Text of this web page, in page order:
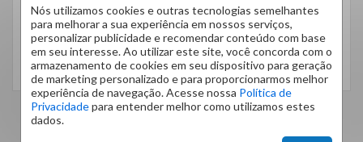
Nós utilizamos cookies e outras tecnologias semelhantes
para melhorar a sua experiência em nossos serviços,
personalizar publicidade e recomendar conteúdo com base
em seu interesse. Ao utilizar este site, você concorda com o
armazenamento de cookies em seu dispositivo para geração
de marketing personalizado e para proporcionarmos melhor
experiência de navegação. Acesse nossa Política de
Privacidadepara entender melhor como utilizamos estes
dados.
LEIA MAIS